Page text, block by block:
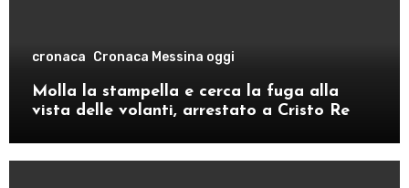
cronaca Cronaca Messina oggi
Molla la stampella e cerca la fuga alla
vista delle volanti, arrestato a Cristo Re